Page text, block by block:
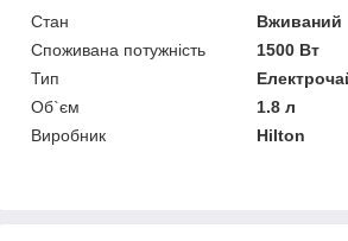
Стан
Вживаний
Споживана потужність
1500 Вт
Тип
Об`єм
1.8 л
Виробник
Hilton